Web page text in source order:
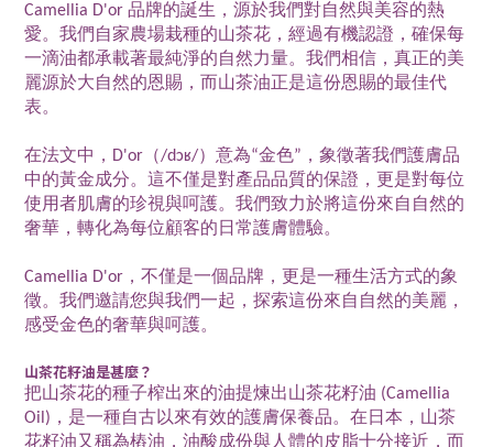
Camellia D'or 品牌的誕生，源於我們對自然與美容的熱
愛。我們自家農場栽種的山茶花，經過有機認證，確保每
一滴油都承載著最純淨的自然力量。我們相信，真正的美
麗源於大自然的恩賜，而山茶油正是這份恩賜的最佳代
表。
在法文中，D'or（/dɔʁ/）意為“金色”，象徵著我們護膚品
中的黃金成分。這不僅是對產品品質的保證，更是對每位
使用者肌膚的珍視與呵護。我們致力於將這份來自自然的
奢華，轉化為每位顧客的日常護膚體驗。
Camellia D'or，不僅是一個品牌，更是一種生活方式的象
徵。我們邀請您與我們一起，探索這份來自自然的美麗，
感受金色的奢華與呵護。
山茶花籽油是甚麼？
把山茶花的種子榨出來的油提煉出山茶花籽油 (Camellia
Oil)，是一種自古以來有效的護膚保養品。在日本，山茶
花籽油又稱為樁油，油酸成份與人體的皮脂十分接近，而